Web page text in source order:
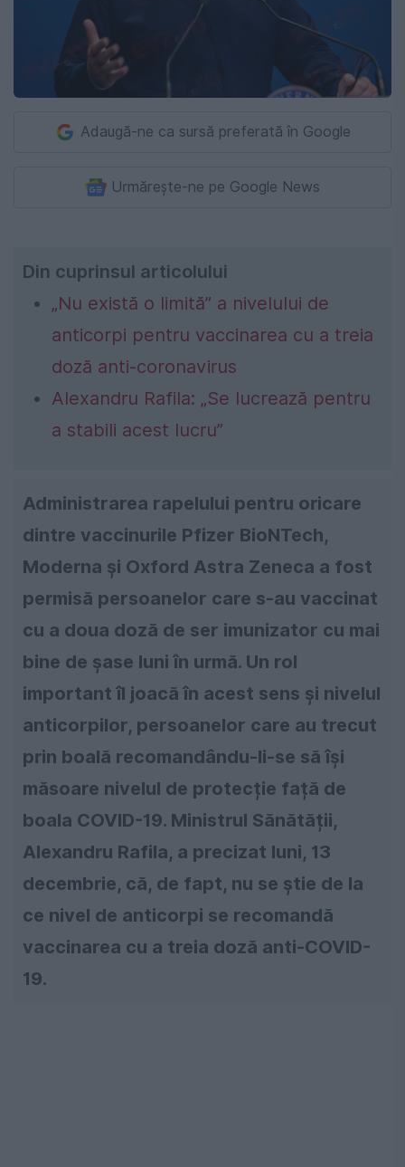
Adaugă-ne ca sursă preferată în Google
Urmărește-ne pe Google News
Din cuprinsul articolului
„Nu există o limită” a nivelului de
anticorpi pentru vaccinarea cu a treia
doză anti-coronavirus
Alexandru Rafila: „Se lucrează pentru
a stabili acest lucru”
Administrarea rapelului pentru oricare
dintre vaccinurile Pfizer BioNTech,
Moderna și Oxford Astra Zeneca a fost
permisă persoanelor care s-au vaccinat
cu a doua doză de ser imunizator cu mai
bine de șase luni în urmă. Un rol
important îl joacă în acest sens și nivelul
anticorpilor, persoanelor care au trecut
prin boală recomandându-li-se să își
măsoare nivelul de protecție față de
boala COVID-19. Ministrul Sănătății,
Alexandru Rafila, a precizat luni, 13
decembrie, că, de fapt, nu se știe de la
ce nivel de anticorpi se recomandă
vaccinarea cu a treia doză anti-COVID-
19.